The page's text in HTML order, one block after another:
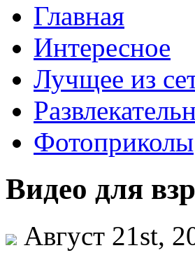
Главная
Интересное
Лучщее из
Фотоприколы
Видео для
Август 21st,